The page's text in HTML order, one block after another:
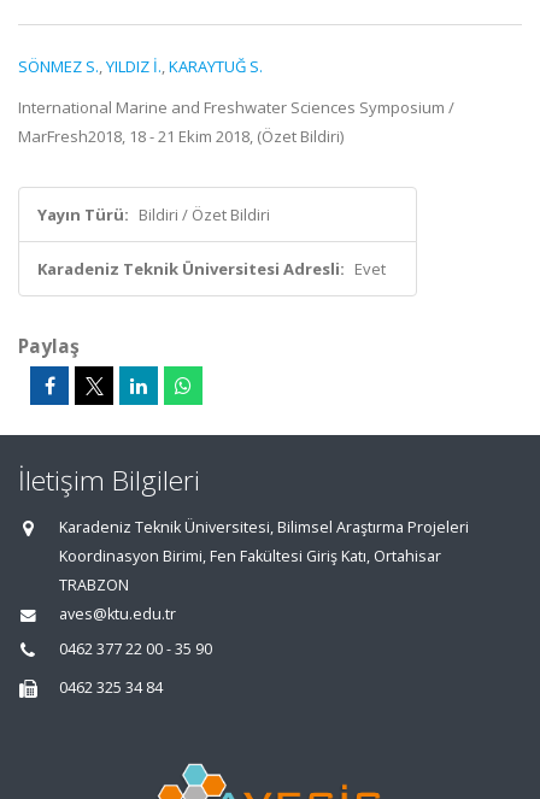
SÖNMEZ S.,YILDIZ İ.,KARAYTUĞ S.
International Marine and Freshwater Sciences Symposium /
MarFresh2018, 18 - 21 Ekim 2018, (Özet Bildiri)
Yayın Türü: Bildiri / Özet Bildiri
Karadeniz Teknik Üniversitesi Adresli: Evet
Paylaş
İletişim Bilgileri
Karadeniz Teknik Üniversitesi, Bilimsel Araştırma Projeleri
Koordinasyon Birimi, Fen Fakültesi Giriş Katı, Ortahisar
TRABZON
aves@ktu.edu.tr
0462 377 22 00 - 35 90
0462 325 34 84